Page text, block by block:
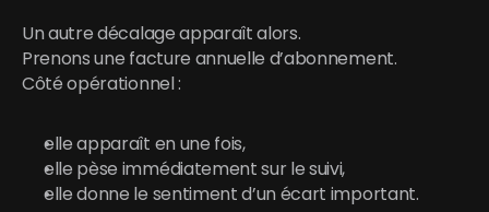
Un autre décalage apparaît alors.
Prenons une facture annuelle d’abonnement.
Côté opérationnel :
elle apparaît en une fois,
elle pèse immédiatement sur le suivi,
elle donne le sentiment d’un écart important.